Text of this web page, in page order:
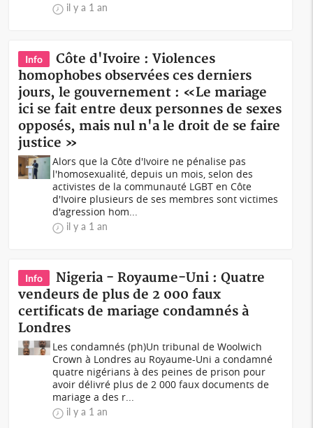
il y a 1 an
Info
Côte d'Ivoire : Violences
homophobes observées ces derniers
jours, le gouvernement : «Le mariage
ici se fait entre deux personnes de sexes
opposés, mais nul n'a le droit de se faire
justice »
Alors que la Côte d'Ivoire ne pénalise pas
l'homosexualité, depuis un mois, selon des
activistes de la communauté LGBT en Côte
d'Ivoire plusieurs de ses membres sont victimes
d'agression hom...
il y a 1 an
Info
Nigeria - Royaume-Uni : Quatre
vendeurs de plus de 2 000 faux
certificats de mariage condamnés à
Londres
Les condamnés (ph)Un tribunal de Woolwich
Crown à Londres au Royaume-Uni a condamné
quatre nigérians à des peines de prison pour
avoir délivré plus de 2 000 faux documents de
mariage a des r...
il y a 1 an